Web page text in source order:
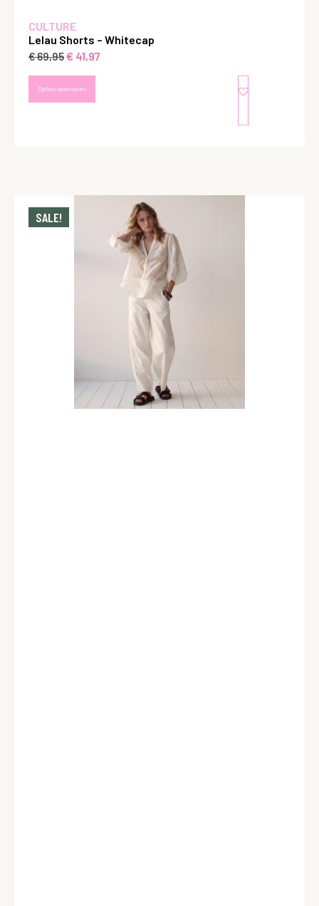
CULTURE
Lelau Shorts – Whitecap
€69,95€ 41,97
Opties selecteren
SALE!